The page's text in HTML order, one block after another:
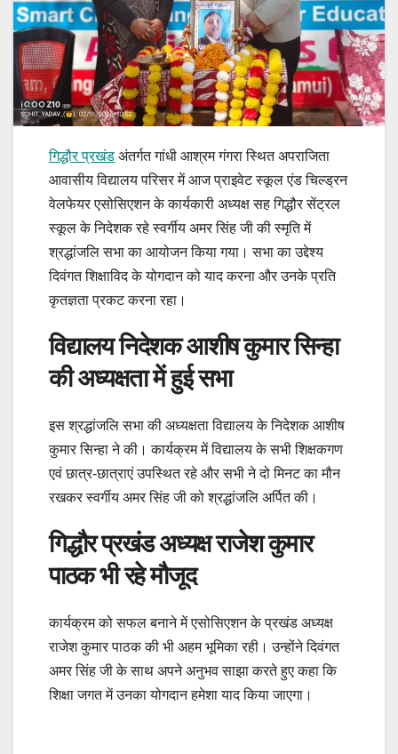
गिद्धौर प्रखंड अंतर्गत गांधी आश्रम गंगरा स्थित अपराजिता
आवासीय विद्यालय परिसर में आज प्राइवेट स्कूल एंड चिल्ड्रन
वेलफेयर एसोसिएशन के कार्यकारी अध्यक्ष सह गिद्धौर सेंट्रल
स्कूल के निदेशक रहे स्वर्गीय अमर सिंह जी की स्मृति में
श्रद्धांजलि सभा का आयोजन किया गया। सभा का उद्देश्य
दिवंगत शिक्षाविद के योगदान को याद करना और उनके प्रति
कृतज्ञता प्रकट करना रहा।
विद्यालय निदेशक आशीष कुमार सिन्हा
की अध्यक्षता में हुई सभा
इस श्रद्धांजलि सभा की अध्यक्षता विद्यालय के निदेशक आशीष
कुमार सिन्हा ने की। कार्यक्रम में विद्यालय के सभी शिक्षकगण
एवं छात्र-छात्राएं उपस्थित रहे और सभी ने दो मिनट का मौन
रखकर स्वर्गीय अमर सिंह जी को श्रद्धांजलि अर्पित की।
गिद्धौर प्रखंड अध्यक्ष राजेश कुमार
पाठक भी रहे मौजूद
कार्यक्रम को सफल बनाने में एसोसिएशन के प्रखंड अध्यक्ष
राजेश कुमार पाठक की भी अहम भूमिका रही। उन्होंने दिवंगत
अमर सिंह जी के साथ अपने अनुभव साझा करते हुए कहा कि
शिक्षा जगत में उनका योगदान हमेशा याद किया जाएगा।